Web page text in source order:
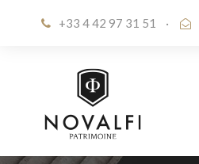
+33 4 42 97 31 51 ·